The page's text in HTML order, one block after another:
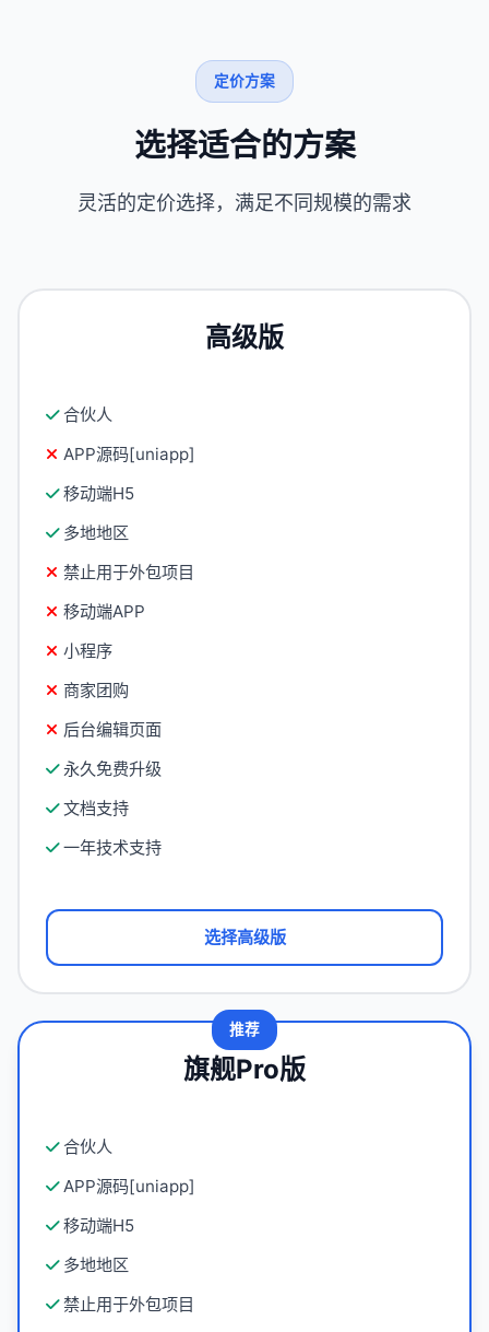
定价方案
选择适合的方案
灵活的定价选择，满足不同规模的需求
高级版
合伙人
APP源码[uniapp]
移动端H5
多地地区
禁止用于外包项目
移动端APP
小程序
商家团购
后台编辑页面
永久免费升级
文档支持
一年技术支持
选择高级版
推荐
旗舰Pro版
合伙人
APP源码[uniapp]
移动端H5
多地地区
禁止用于外包项目